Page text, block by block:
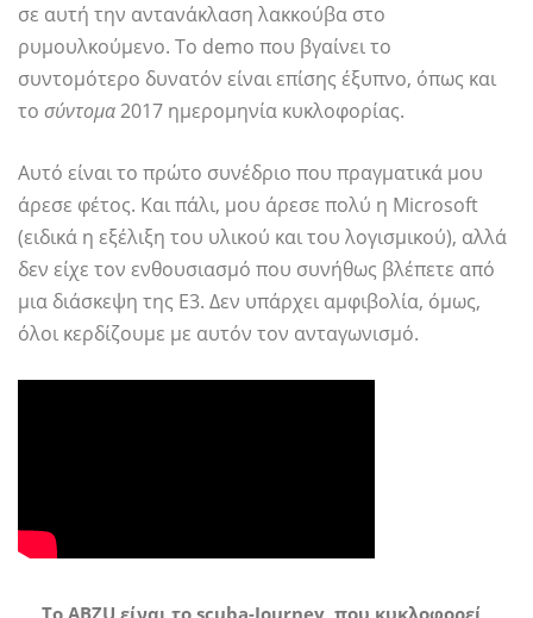
σε αυτή την αντανάκλαση λακκούβα στο
ρυμουλκούμενο. Το demo που βγαίνει το
συντομότερο δυνατόν είναι επίσης έξυπνο, όπως και
το σύντομα2017 ημερομηνία κυκλοφορίας.
Αυτό είναι το πρώτο συνέδριο που πραγματικά μου
άρεσε φέτος. Και πάλι, μου άρεσε πολύ η Microsoft
(ειδικά η εξέλιξη του υλικού και του λογισμικού), αλλά
δεν είχε τον ενθουσιασμό που συνήθως βλέπετε από
μια διάσκεψη της E3. Δεν υπάρχει αμφιβολία, όμως,
όλοι κερδίζουμε με αυτόν τον ανταγωνισμό.